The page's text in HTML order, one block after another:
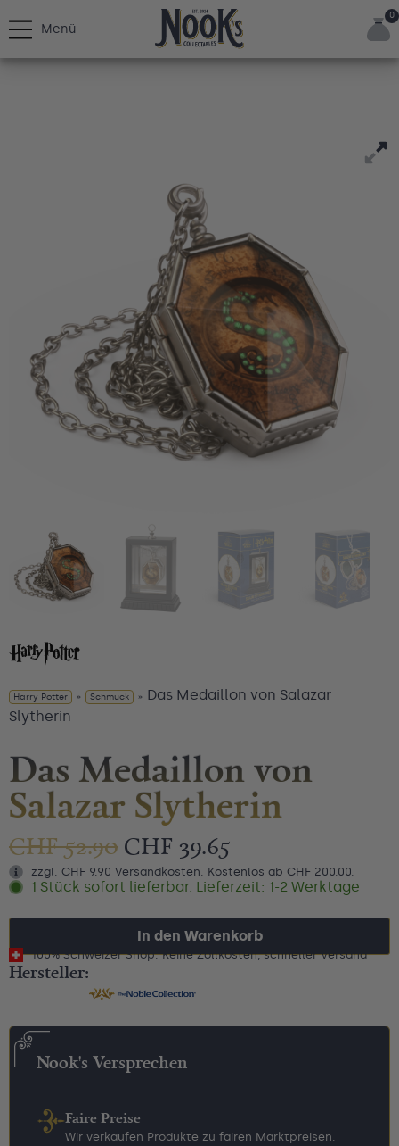
0
Menü
Harry Potter » Schmuck » Das Medaillon von Salazar
Slytherin
Das Medaillon von
Salazar Slytherin
CHF52.90 CHF 39.65
zzgl. CHF 9.90 Versandkosten. Kostenlos ab CHF 200.00.
1 Stück sofort lieferbar. Lieferzeit: 1-2 Werktage
In den Warenkorb
100% Schweizer Shop: Keine Zollkosten, schneller Versand
Hersteller:
Nook's Versprechen
Faire Preise
Wir verkaufen Produkte zu fairen Marktpreisen.